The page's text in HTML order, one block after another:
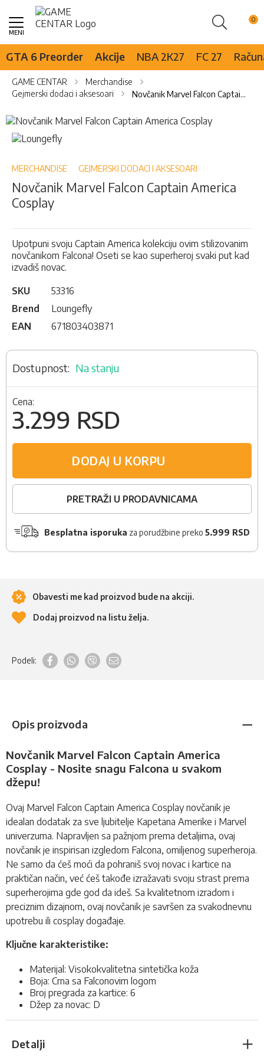
Pretraži
Skip
Content
GTA 6 Preorder Akcije NBA 2K27 FC 27
GAME CENTAR
Merchandise
Gejmerski dodaci i aksesoari
Novčanik Marvel Falcon Captain America Cosplay
Skip
to
the
of
images
gallery
Skip
to
beginning
the
images
MERCHANDISE GEJMERSKI DODACI I AKSESOARI
Novčanik Marvel Falcon Captain America
Cosplay
Upotpuni svoju Captain America kolekciju ovim stilizovanim
novčanikom Falcona! Oseti se kao superheroj svaki put kad
izvadiš novac.
SKU
53316
Brend
Loungefly
EAN
671803403871
Na stanju
Cena:
3.299 RSD
DODAJ U KORPU
PRETRAŽI U PRODAVNICAMA
Besplatna isporuka za porudžbine preko 5.999 RSD
Obavesti me kad proizvod bude na akciji.
Dodaj proizvod na listu želja.
Podeli:
Opis proizvoda
Novčanik Marvel Falcon Captain America
Cosplay - Nosite snagu Falcona u svakom
džepu!
Ovaj Marvel Falcon Captain America Cosplaynovčanik je
idealan dodatak za sve ljubitelje Kapetana Amerike i Marvel
univerzuma. Napravljen sa pažnjom prema detaljima, ovaj
novčanik je inspirisan izgledom Falcona, omiljenog superheroja.
Ne samo da ćeš moći da pohraniš svoj novac i kartice na
praktičan način, već ćeš takođe izražavati svoju strast prema
superherojima gde god da ideš. Sa kvalitetnom izradom i
preciznim dizajnom, ovaj novčanik je savršen za svakodnevnu
upotrebu ili cosplay događaje.
Ključne karakteristike:
Materijal: Visokokvalitetna sintetička koža
Boja: Crna sa Falconovim logom
Broj pregrada za kartice: 6
Džep za novac: D
Detalji